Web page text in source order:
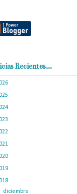
Recientes...
diciembre